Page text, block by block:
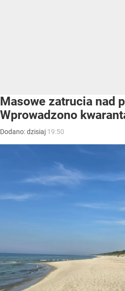
Masowe zatrucia nad
Wprowadzono
Dodano:dzisiaj 19:50